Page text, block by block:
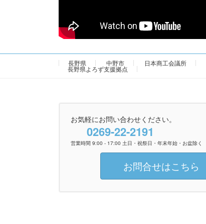
長野県 中野市 日本商工会議所
長野県よろず支援拠点
お気軽にお問い合わせください。
0269-22-2191
営業時間 9:00 - 17:00 土日・祝祭日・年末年始・お盆除く
お問合せはこちら